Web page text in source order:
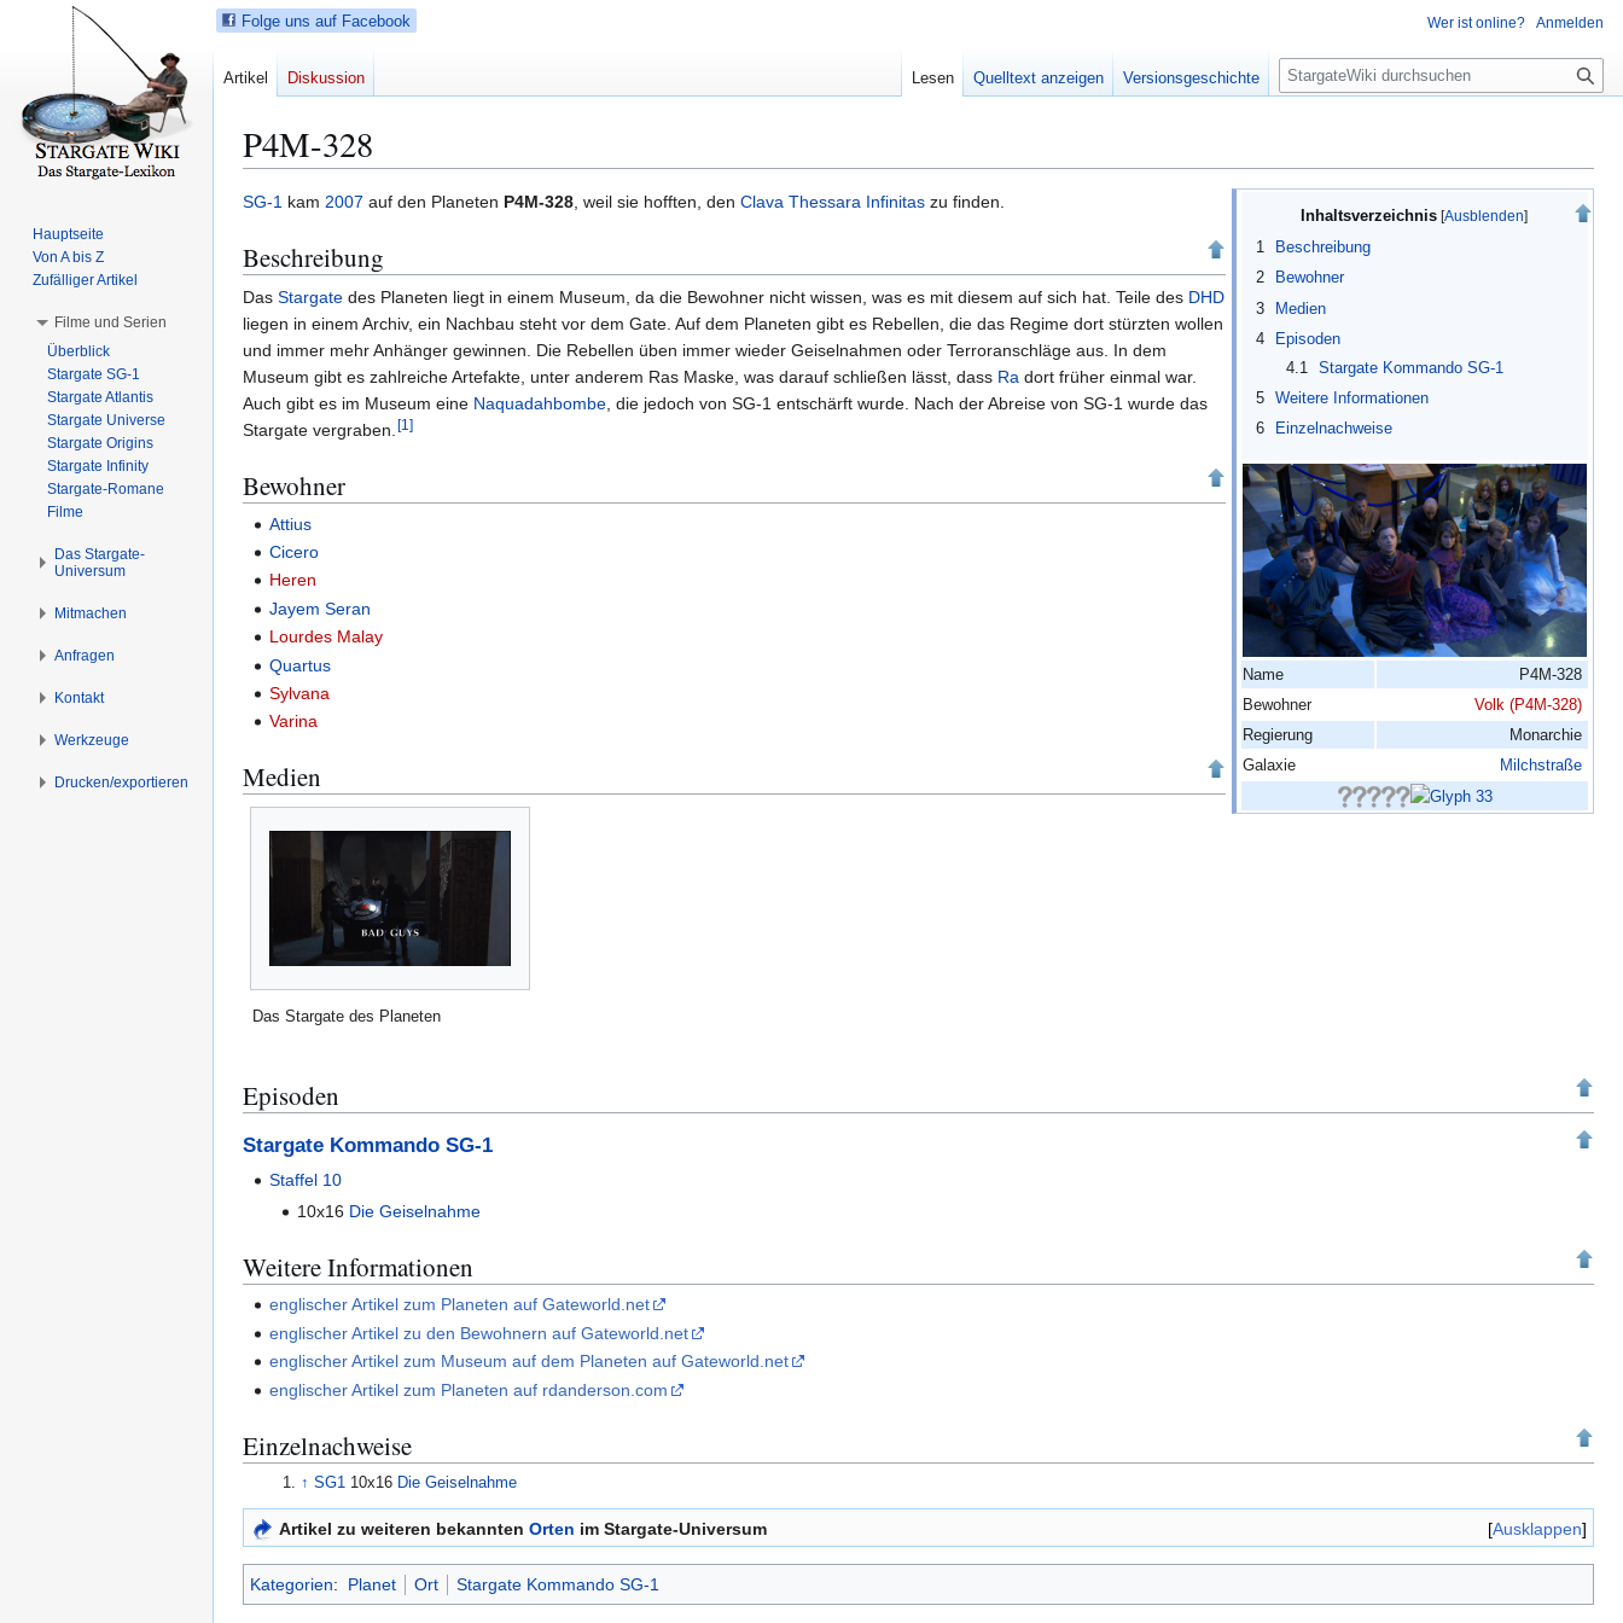
P4M-328
Z
r
N
a
v
i
g
a
t
o
Z
r
S
u
c
h
e
s
p
i
Inhaltsverzeichnis
1
Beschreibung
2
Bewohner
3
Medien
4
Episoden
4.1
Stargate Kommando SG-1
5
Weitere Informationen
6
Einzelnachweise
Name
P4M-328
Bewohner
Volk (P4M-328)
Regierung
Monarchie
Galaxie
Milchstraße
SG-1 kam 2007 auf den Planeten P4M-328, weil sie hofften, den Clava Thessara Infinitas zu finden.
Beschreibung
Das Stargate des Planeten liegt in einem Museum, da die Bewohner nicht wissen, was es mit diesem auf sich hat. Teile des DHD
liegen in einem Archiv, ein Nachbau steht vor dem Gate. Auf dem Planeten gibt es Rebellen, die das Regime dort stürzten wollen
und immer mehr Anhänger gewinnen. Die Rebellen üben immer wieder Geiselnahmen oder Terroranschläge aus. In dem
Museum gibt es zahlreiche Artefakte, unter anderem Ras Maske, was darauf schließen lässt, dass Ra dort früher einmal war.
Auch gibt es im Museum eine Naquadahbombe, die jedoch von SG-1 entschärft wurde. Nach der Abreise von SG-1 wurde das
Stargate vergraben.[1 ]
Bewohner
Attius
Cicero
Heren
Jayem Seran
Lourdes Malay
Quartus
Sylvana
Varina
Medien
Das Stargate des Planeten
Episoden
Stargate Kommando SG-1
Staffel 10
10x16 Die Geiselnahme
Weitere Informationen
englischer Artikel zum Planeten auf Gateworld.net
englischer Artikel zu den Bewohnern auf Gateworld.net
englischer Artikel zum Museum auf dem Planeten auf Gateworld.net
englischer Artikel zum Planeten auf rdanderson.com
Einzelnachweise
↑ SG1 10x16 Die Geiselnahme
Ausklappen
Artikel zu weiteren bekannten Orten im Stargate-Universum
Kategorien: Planet Ort Stargate Kommando SG-1
Folge uns auf Facebook Wer ist online? Anmelden
Artikel Diskussion Lesen Quelltext anzeigen Versionsgeschichte
S
u
e
Hauptseite
Von A bis Z
Zufälliger Artikel
Filme und Serien
Überblick
Stargate SG-1
Stargate Atlantis
Stargate Universe
Stargate Origins
Stargate Infinity
Stargate-Romane
Filme
Das Stargate-
Universum
Mitmachen
Anfragen
Kontakt
Werkzeuge
Drucken/­exportieren